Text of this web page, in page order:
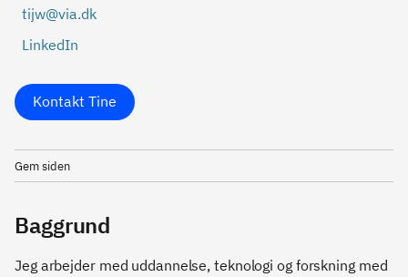
tijw@via.dk
LinkedIn
Kontakt Tine
Gem siden
Baggrund
Jeg arbejder med uddannelse, teknologi og forskning med